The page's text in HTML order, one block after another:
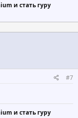
и стать гуру
#7
и стать гуру